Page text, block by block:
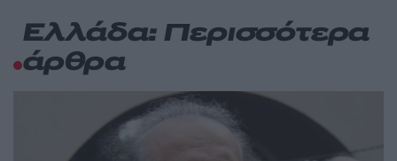
Ελλάδα: Περισσότερα
άρθρα